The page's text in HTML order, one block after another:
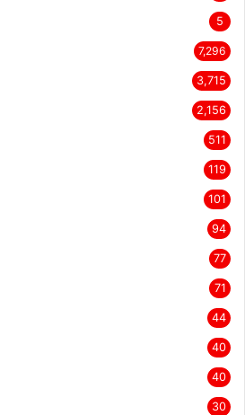
5
7,296
3,715
2,156
511
119
101
94
77
71
44
40
40
30